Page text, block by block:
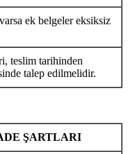
ek belgeler eksiksiz
teslim tarihinden
talep edilmelidir.
ŞARTLARI